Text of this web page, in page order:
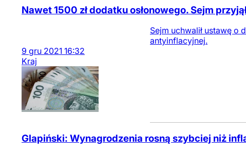
Nawet 1500 zł dodatku osłonowego. Sejm
Sejm uchwalił ustawę o
antyinflacyjnej.
9 gru 2021 16:32
Kraj
Glapiński: Wynagrodzenia rosną szybciej niż